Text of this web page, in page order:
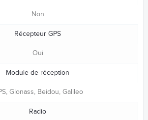
Non
Récepteur GPS
Oui
Module de réception
Glonass, Beidou, Galileo
Radio